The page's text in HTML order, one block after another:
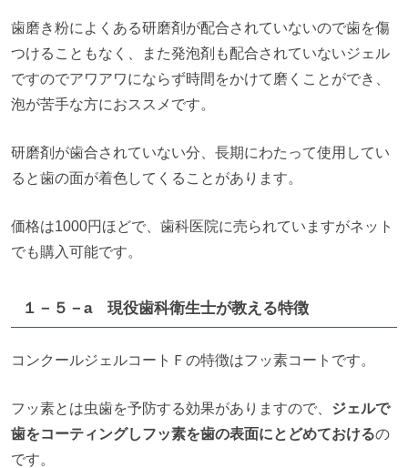
歯磨き粉によくある研磨剤が配合されていないので歯を傷
つけることもなく、また発泡剤も配合されていないジェル
ですのでアワアワにならず時間をかけて磨くことができ、
泡が苦手な方におススメです。
研磨剤が歯合されていない分、長期にわたって使用してい
ると歯の面が着色してくることがあります。
価格は1000円ほどで、歯科医院に売られていますがネット
でも購入可能です。
１－５－a 現役歯科衛生士が教える特徴
コンクールジェルコートＦの特徴はフッ素コートです。
フッ素とは虫歯を予防する効果がありますので、 ジェルで
歯をコーティングしフッ素を歯の表面にとどめておけるの
です。